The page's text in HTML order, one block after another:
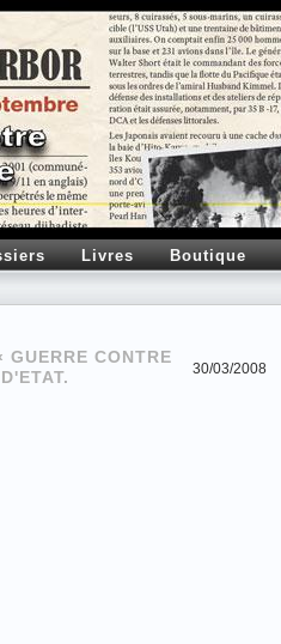
Livres Boutique
30/03/2008
GUERRE CONTRE